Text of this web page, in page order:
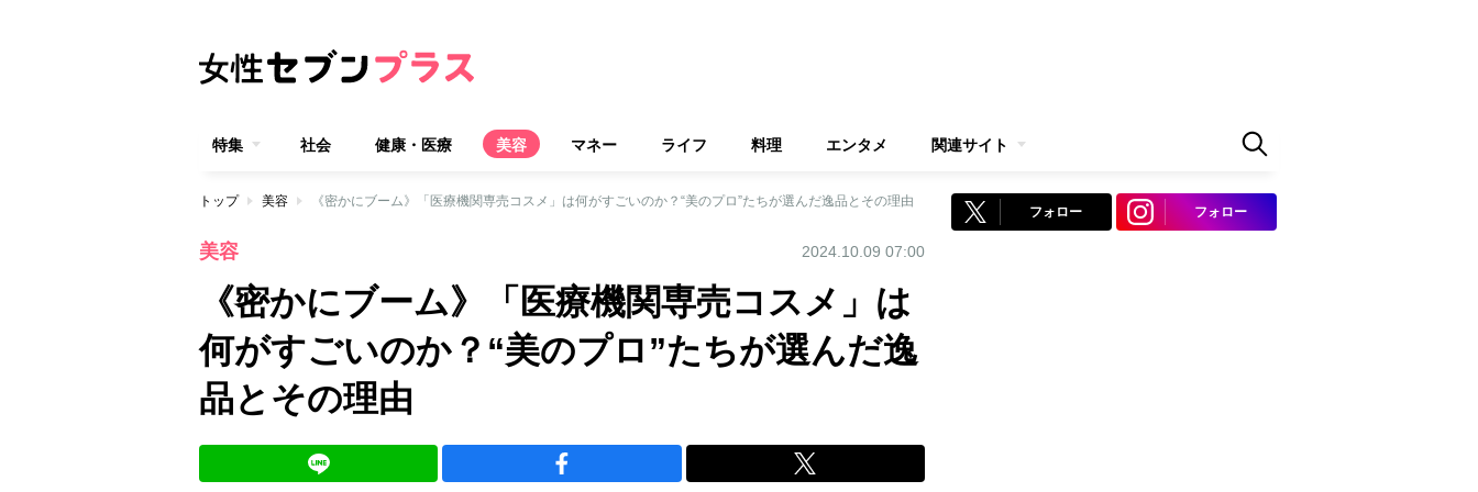
特集 社会 健康・医療 美容 マネー ライフ 料理 エンタメ 関連サイト
トップ 美容 《密かにブーム》「医療機関専売コスメ」は何がすごいのか？“美のプロ”たちが選んだ逸品とその理由
美容 2024.10.09 07:00
《密かにブーム》「医療機関専売コスメ」は
何がすごいのか？“美のプロ”たちが選んだ逸
品とその理由
フォロー フォロー